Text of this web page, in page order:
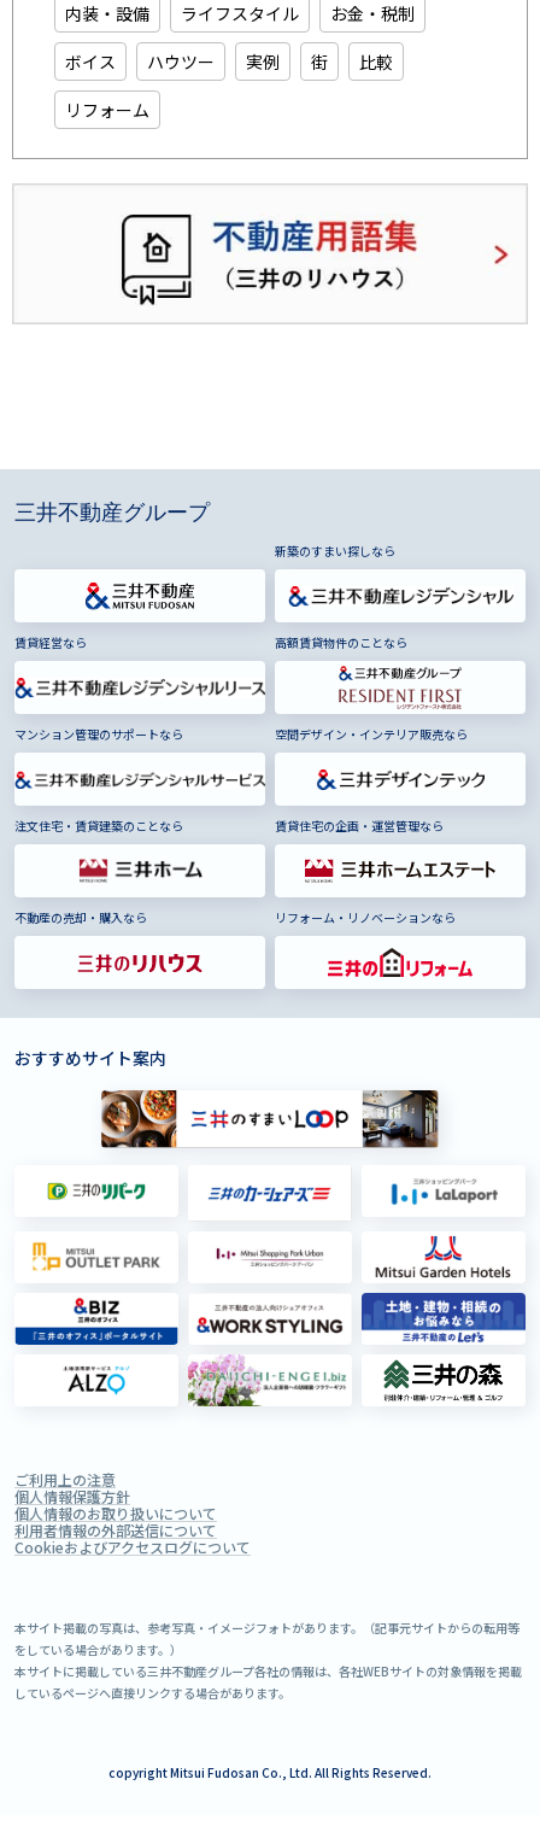
内装・設備 ライフスタイル
お金・税制
ボイス
ハウツー 実例 街
比較
リフォーム
三井不動産グループ
新築のすまい探しなら
賃貸経営なら 高額賃貸物件のことなら
マンション管理のサポートなら 空間デザイン・インテリア販売なら
注文住宅・賃貸建築のことなら 賃貸住宅の企画・運営管理なら
不動産の売却・購入なら リフォーム・リノベーションなら
おすすめサイト案内
ご利用上の注意
個人情報保護方針
個人情報のお取り扱いについて
利用者情報の外部送信について
Cookieおよびアクセスログについて
本サイト掲載の写真は、参考写真・イメージフォトがあります。（記事元サイトからの転用等
をしている場合があります。）
本サイトに掲載している三井不動産グループ各社の情報は、各社WEBサイトの対象情報を掲載
しているページへ直接リンクする場合があります。
copyright Mitsui Fudosan Co., Ltd. All Rights Reserved.